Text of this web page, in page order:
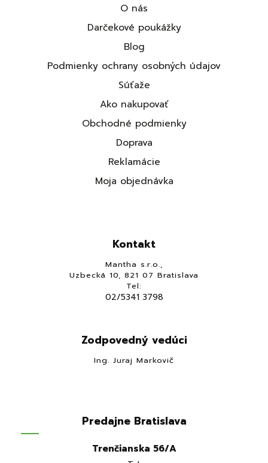
O nás
Darčekové poukážky
Blog
Podmienky ochrany osobných údajov
Súťaže
Ako nakupovať
Obchodné podmienky
Doprava
Reklamácie
Moja objednávka
Kontakt
Mantha s.r.o.,
Uzbecká 10, 821 07 Bratislava
Tel:
02/5341 3798
Zodpovedný vedúci
Ing. Juraj Markovič
Predajne Bratislava
Trenčianska 56/A